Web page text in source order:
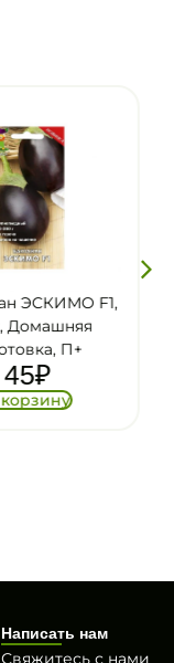
Баклажан ХАЛИФ,
0.25г, Восточные
деликатесы, П+
В корзину
Написать нам
Свяжитесь с нами